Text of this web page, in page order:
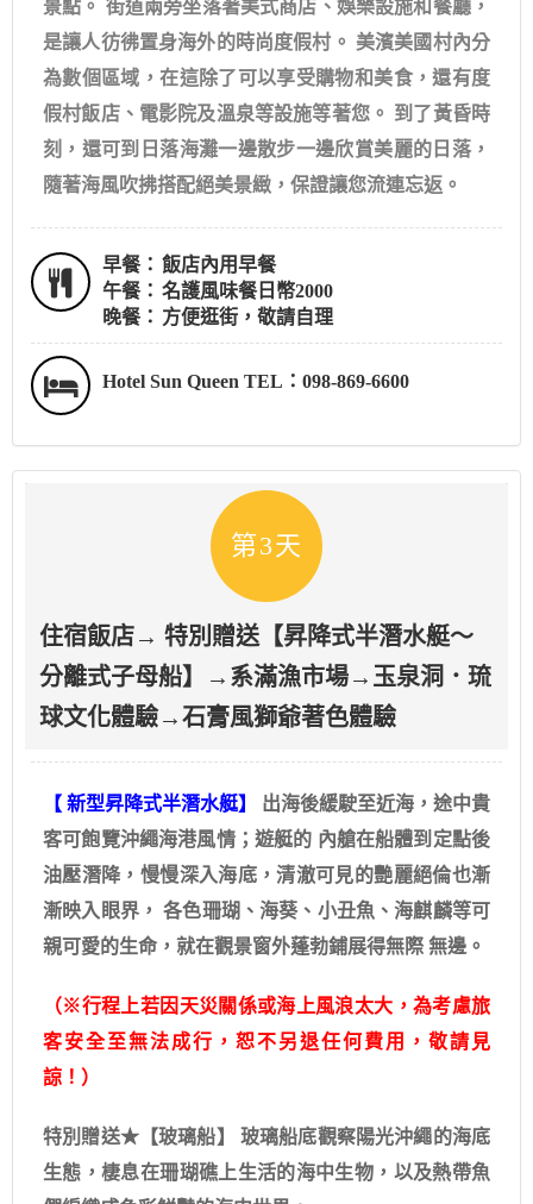
景點。 街道兩旁坐落著美式商店、娛樂設施和餐廳，
是讓人彷彿置身海外的時尚度假村。 美濱美國村內分
為數個區域，在這除了可以享受購物和美食，還有度
假村飯店、電影院及溫泉等設施等著您。 到了黃昏時
刻，還可到日落海灘一邊散步一邊欣賞美麗的日落，
隨著海風吹拂搭配絕美景緻，保證讓您流連忘返。
早餐： 飯店內用早餐
午餐： 名護風味餐日幣2000
晚餐： 方便逛街，敬請自理
Hotel Sun Queen TEL：098-869-6600
第3天
住宿飯店→ 特別贈送【昇降式半潛水艇～
分離式子母船】→系滿漁市場→玉泉洞．琉
球文化體驗→石膏風獅爺著色體驗
【 新型昇降式半潛水艇】
出海後緩駛至近海，途中貴
客可飽覽沖繩海港風情；遊艇的 內艙在船體到定點後
油壓潛降，慢慢深入海底，清澈可見的艷麗絕倫也漸
漸映入眼界， 各色珊瑚、海葵、小丑魚、海麒麟等可
親可愛的生命，就在觀景窗外蓬勃鋪展得無際 無邊。
（※行程上若因天災關係或海上風浪太大，為考慮旅
客安全至無法成行，恕不另退任何費用，敬請見
諒！）
特別贈送★【玻璃船】 玻璃船底觀察陽光沖繩的海底
生態，棲息在珊瑚礁上生活的海中生物，以及熱帶魚